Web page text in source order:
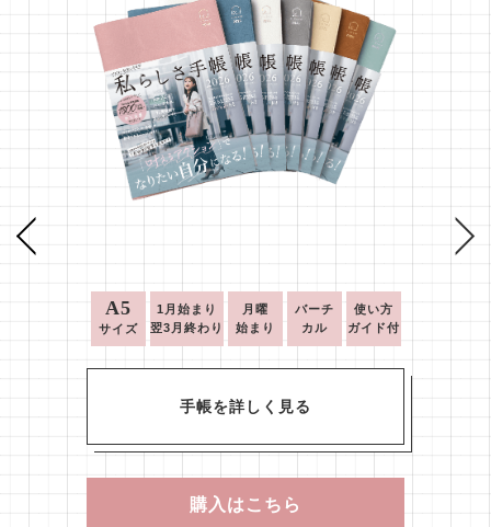
A5
サイズ
1月始まり
翌3月終わり
月曜
始まり
バーチ
カル
使い方
ガイド付
手帳を詳しく見る
購入はこちら